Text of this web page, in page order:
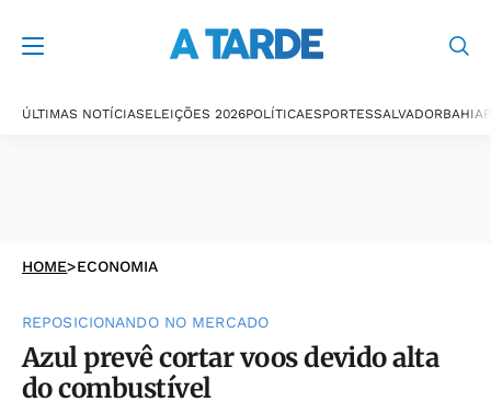
ÚLTIMAS NOTÍCIASELEIÇÕES 2026POLÍTICAESPORTESSALVADORBAHIA
HOME>ECONOMIA
REPOSICIONANDO NO MERCADO
Azul prevê cortar voos devido alta
do combustível